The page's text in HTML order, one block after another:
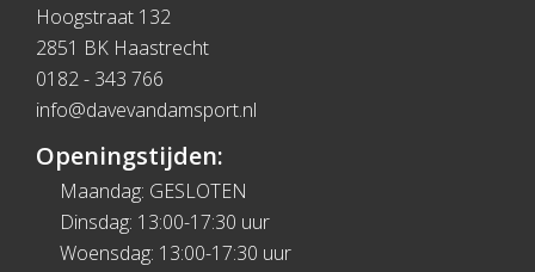
Hoogstraat 132
2851 BK Haastrecht
0182 - 343 766
info@davevandamsport.nl
Openingstijden:
Maandag: GESLOTEN
Dinsdag: 13:00-17:30 uur
Woensdag: 13:00-17:30 uur